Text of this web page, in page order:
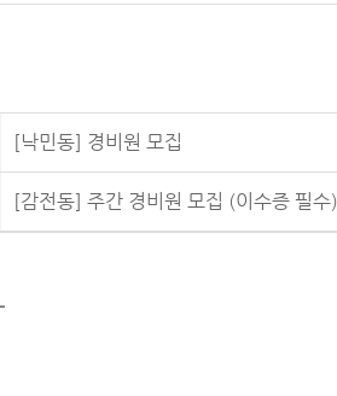
[낙민동] 경비원 모집
[감전동] 주간 경비원 모집 (이수증 필수)